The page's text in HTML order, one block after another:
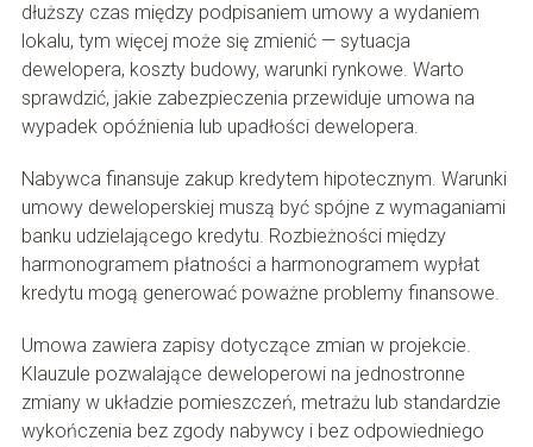
dłuższy czas między podpisaniem umowy a wydaniem
lokalu, tym więcej może się zmienić — sytuacja
dewelopera, koszty budowy, warunki rynkowe. Warto
sprawdzić, jakie zabezpieczenia przewiduje umowa na
wypadek opóźnienia lub upadłości dewelopera.
Nabywca finansuje zakup kredytem hipotecznym. Warunki
umowy deweloperskiej muszą być spójne z wymaganiami
banku udzielającego kredytu. Rozbieżności między
harmonogramem płatności a harmonogramem wypłat
kredytu mogą generować poważne problemy finansowe.
Umowa zawiera zapisy dotyczące zmian w projekcie.
Klauzule pozwalające deweloperowi na jednostronne
zmiany w układzie pomieszczeń, metrażu lub standardzie
wykończenia bez zgody nabywcy i bez odpowiedniego